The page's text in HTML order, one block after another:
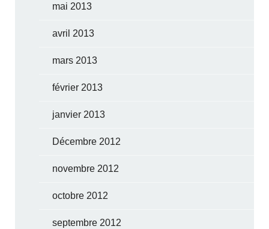
mai 2013
avril 2013
mars 2013
février 2013
janvier 2013
Décembre 2012
novembre 2012
octobre 2012
septembre 2012